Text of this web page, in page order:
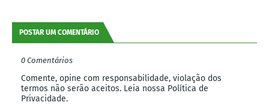
POSTAR UM COMENTÁRIO
0 Comentários
Comente, opine com responsabilidade, violação dos
termos não serão aceitos. Leia nossa Política de
Privacidade.